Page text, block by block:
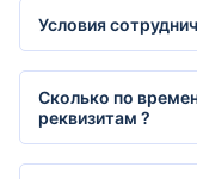
Условия
Сколько по
реквизитам ?